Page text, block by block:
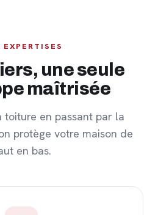
EXPERTISES
une seule
maîtrisée
toiture en passant par la
protège votre maison de
en bas.